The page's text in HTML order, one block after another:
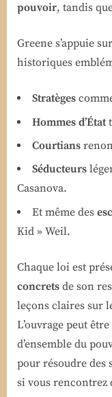
pouvoir, tandis
Greene s’appuie
historiques
Stratèges
Hommes d’État
Courtians
Séducteurs
Casanova.
Et même des
Kid » Weil.
Chaque loi est
concrets de son
leçons claires sur
L’ouvrage peut
d’ensemble du
pour résoudre des
si vous rencontrez